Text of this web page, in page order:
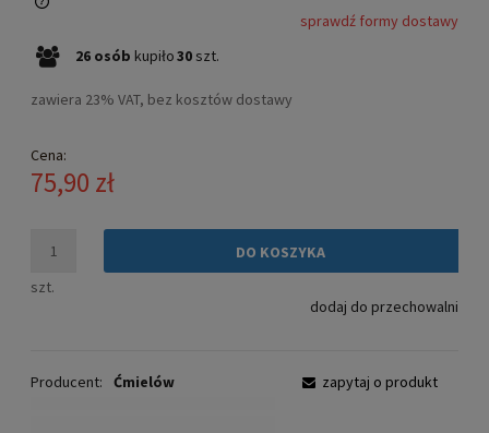
Cena nie zawiera ewentualnych kosztów płatności
sprawdź formy dostawy
26 osób kupiło30 szt.
zawiera 23% VAT, bez kosztów dostawy
Cena:
75,90 zł
szt.
DO KOSZYKA
dodaj do przechowalni
Producent: Ćmielów zapytaj o produkt